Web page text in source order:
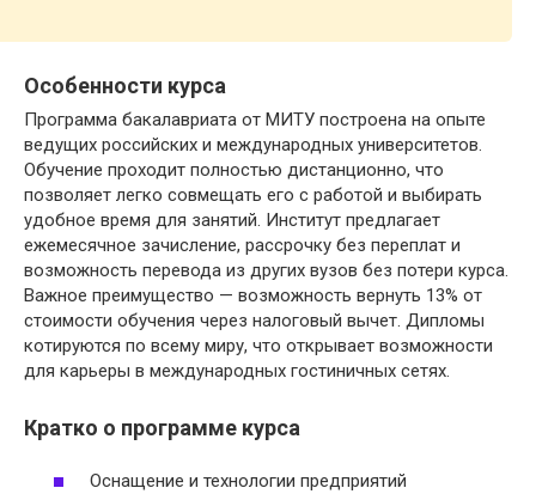
Особенности курса
Программа бакалавриата от МИТУ построена на опыте
ведущих российских и международных университетов.
Обучение проходит полностью дистанционно, что
позволяет легко совмещать его с работой и выбирать
удобное время для занятий. Институт предлагает
ежемесячное зачисление, рассрочку без переплат и
возможность перевода из других вузов без потери курса.
Важное преимущество — возможность вернуть 13% от
стоимости обучения через налоговый вычет. Дипломы
котируются по всему миру, что открывает возможности
для карьеры в международных гостиничных сетях.
Кратко о программе курса
Оснащение и технологии предприятий